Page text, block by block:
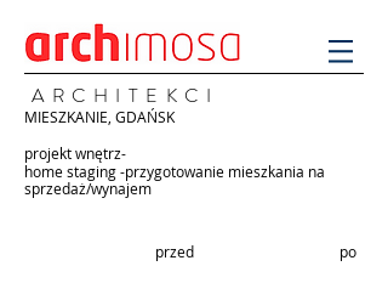
A R C H I T E K C I
MIESZKANIE, GDAŃSK
projekt wnętrz-
home staging -przygotowanie mieszkania na
sprzedaż/wynajem
przed po